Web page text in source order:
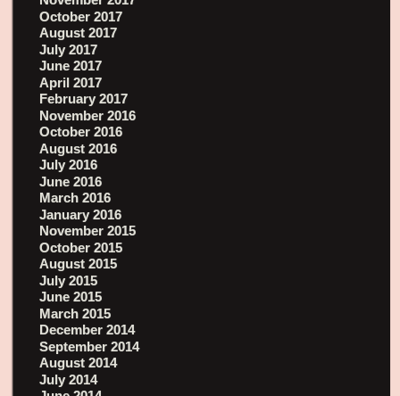
October 2017
August 2017
July 2017
June 2017
April 2017
February 2017
November 2016
October 2016
August 2016
July 2016
June 2016
March 2016
January 2016
November 2015
October 2015
August 2015
July 2015
June 2015
March 2015
December 2014
September 2014
August 2014
July 2014